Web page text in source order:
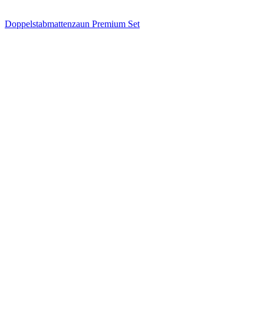
Doppelstabmattenzaun Premium Set